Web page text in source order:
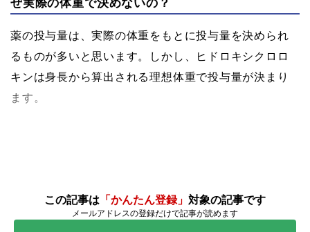
ぜ実際の体重で決めないの？
薬の投与量は、実際の体重をもとに投与量を決められ
るものが多いと思います。しかし、ヒドロキシクロロ
キンは身長から算出される理想体重で投与量が決まり
ます。
この記事は 「かんたん登録」 対象の記事です
メールアドレスの登録だけで記事が読めます